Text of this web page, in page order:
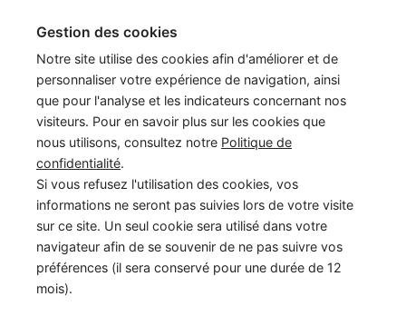
Gestion des cookies
Notre site utilise des cookies afin d'améliorer et de
personnaliser votre expérience de navigation, ainsi
que pour l'analyse et les indicateurs concernant nos
visiteurs. Pour en savoir plus sur les cookies que
nous utilisons, consultez notre Politique de
confidentialité.
Si vous refusez l'utilisation des cookies, vos
informations ne seront pas suivies lors de votre visite
sur ce site. Un seul cookie sera utilisé dans votre
navigateur afin de se souvenir de ne pas suivre vos
préférences (il sera conservé pour une durée de 12
mois).
France Enfance Protégée, mis en place le 5 janvier 2023,
regroupe en son sein plusieurs acteurs de la prévention et de la
protection et de la prévention de l’enfance : adoption, enfance
en danger et accès aux origines personnelles. Cette maison
commune assure les missions du Service National d’Accueil
Téléphonique de l’Enfance en Danger – numéro 119 (SNATED-
119), de l’Agence Française de l’Adoption (AFA), de
l’Observatoire National de la Protection de l’Enfance (ONPE).
Également, France Enfance Protégée assure les secrétariats du
Conseil National pour l’Accès aux Origines Personnelles
(CNAOP), du Conseil National de la Protection de l’Enfance
(CNPE) et du Conseil National de l’Adoption (CNA).